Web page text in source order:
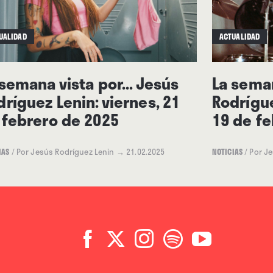
soltando chascarrillos
le informa de si la
entre tiroteos
un bar, un parque, un
bailarines ataviados como
un musical de “El padrino”
en clave de reguetón? Todo
vista por... Jesús
Lenin: viernes, 21
de 2025
/ Por Jesús Rodríguez Lenin → 21.02.2025
ACTUALIDAD
La
19 de
NOTICIAS/ Por